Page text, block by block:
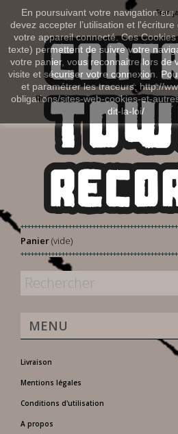
En poursuivant votre navigation sur
devez accepter l’utilisation et
votre appareil connecté. Ces
texte) permettent de suivre votre
votre panier, vous reconnaitre lors de
visite et sécuriser votre connexion.
et paramétrer les traceurs: http://
obligations/sites-web-cookies-et-
dit-la-loi/
Panier(vide)
MENU
Livraison
Mentions légales
Conditions d'utilisation
A propos